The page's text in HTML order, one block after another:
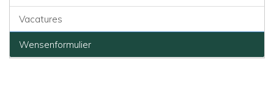
Vacatures
Wensenformulier